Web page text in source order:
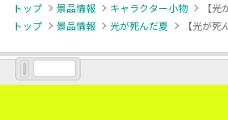
トップ 景品情報 キャラクター小物
トップ
景品情報 光が死んだ夏